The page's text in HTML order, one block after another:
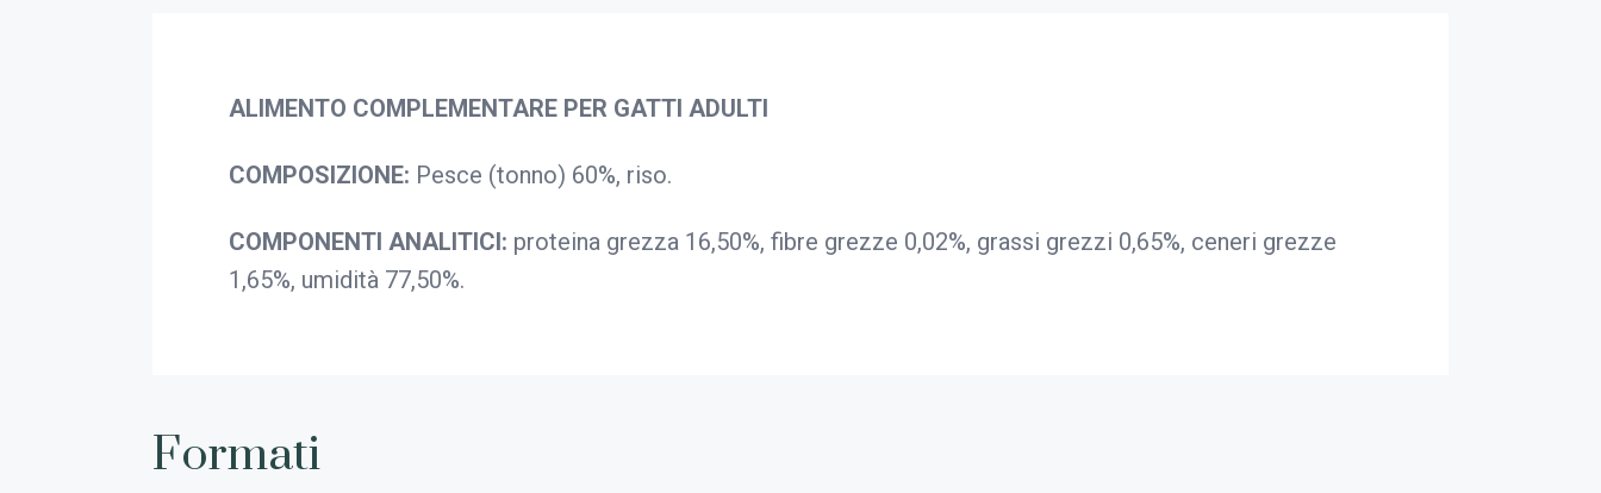
ALIMENTO COMPLEMENTARE PER GATTI ADULTI
COMPOSIZIONE: Pesce (tonno) 60%, riso.
COMPONENTI ANALITICI: proteina grezza 16,50%, fibre grezze 0,02%, grassi grezzi 0,65%, ceneri grezze
1,65%, umidità 77,50%.
Formati